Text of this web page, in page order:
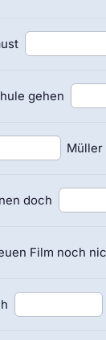
gehen
Müller
doch
Film noch